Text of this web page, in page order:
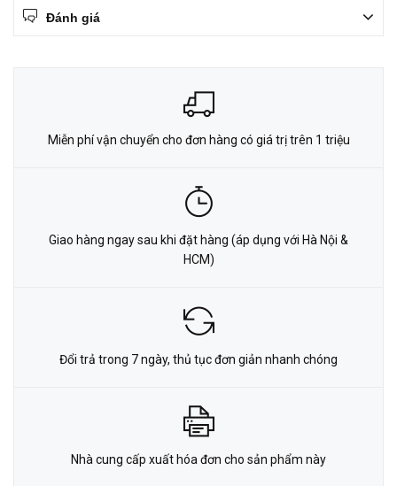
Đánh giá
Miễn phí vận chuyển cho đơn hàng có giá trị trên 1 triệu
Giao hàng ngay sau khi đặt hàng (áp dụng với Hà Nội &
HCM)
Đổi trả trong 7 ngày, thủ tục đơn giản nhanh chóng
Nhà cung cấp xuất hóa đơn cho sản phẩm này